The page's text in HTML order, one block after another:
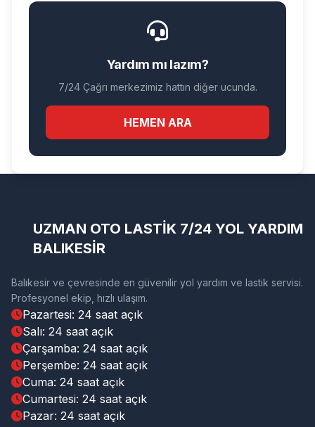
Yardım mı lazım?
7/24 Çağrı merkezimiz hattın diğer ucunda.
HEMEN ARA
UZMAN OTO LASTİK 7/24 YOL YARDIM
BALIKESİR
Balıkesir ve çevresinde en güvenilir yol yardım ve lastik servisi.
Profesyonel ekip, hızlı ulaşım.
Pazartesi: 24 saat açık
Salı: 24 saat açık
Çarşamba: 24 saat açık
Perşembe: 24 saat açık
Cuma: 24 saat açık
Cumartesi: 24 saat açık
Pazar: 24 saat açık